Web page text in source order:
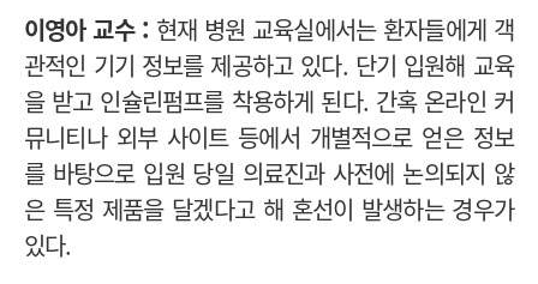
이영아 교수 : 현재 병원 교육실에서는 환자들에게 객
관적인 기기 정보를 제공하고 있다. 단기 입원해 교육
을 받고 인슐린펌프를 착용하게 된다. 간혹 온라인 커
뮤니티나 외부 사이트 등에서 개별적으로 얻은 정보
를 바탕으로 입원 당일 의료진과 사전에 논의되지 않
은 특정 제품을 달겠다고 해 혼선이 발생하는 경우가
있다.